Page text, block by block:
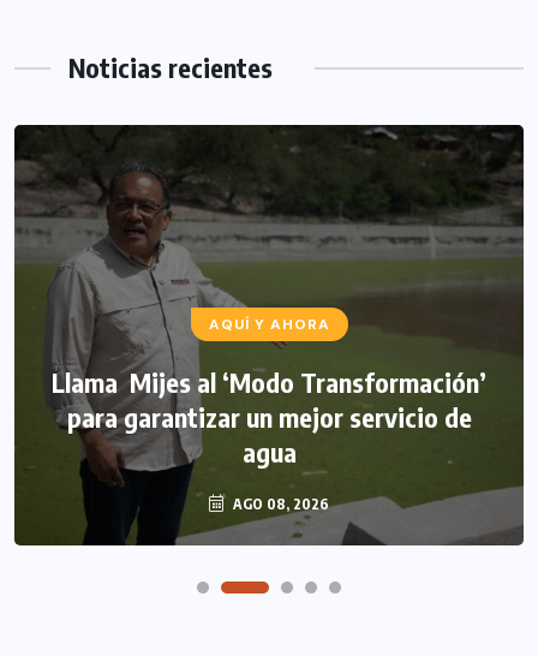
Noticias recientes
AQUÍ Y AHORA
Llama Mijes al ‘Modo Transformación’
para garantizar un mejor servicio de
agua
AGO 08, 2026